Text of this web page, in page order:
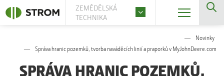
ZEMĚDĚLSKÁ
TECHNIKA
Novinky
Správa hranic pozemků, tvorba naváděcích linií a praporků v MyJohnDeere.com
SPRÁVA HRANIC POZEMKŮ,